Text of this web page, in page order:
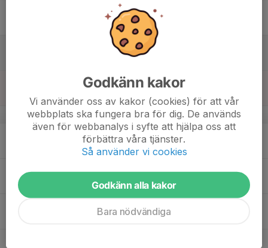
v.51
Tis
Godkänn kakor
Vi använder oss av kakor (cookies) för att vår
webbplats ska fungera bra för dig. De används
även för webbanalys i syfte att hjälpa oss att
förbättra våra tjänster.
Så använder vi cookies
Godkänn alla kakor
Bara nödvändiga